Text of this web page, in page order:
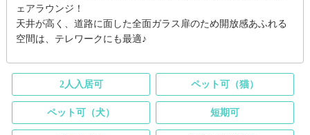
ェアラウンジ！
天井が高く、道路に面した全面ガラス扉のため開放感あふれる
空間は、テレワークにも最適♪
2人入居可 ペット可（猫）
ペット可（犬） 短期可